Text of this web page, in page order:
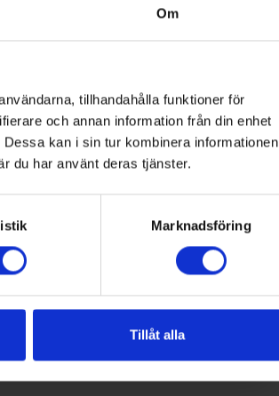
Om
tillhandahålla funktioner för
och annan information från din enhet
kan i sin tur kombinera informationen
du har använt deras tjänster.
Marknadsföring
Tillåt alla